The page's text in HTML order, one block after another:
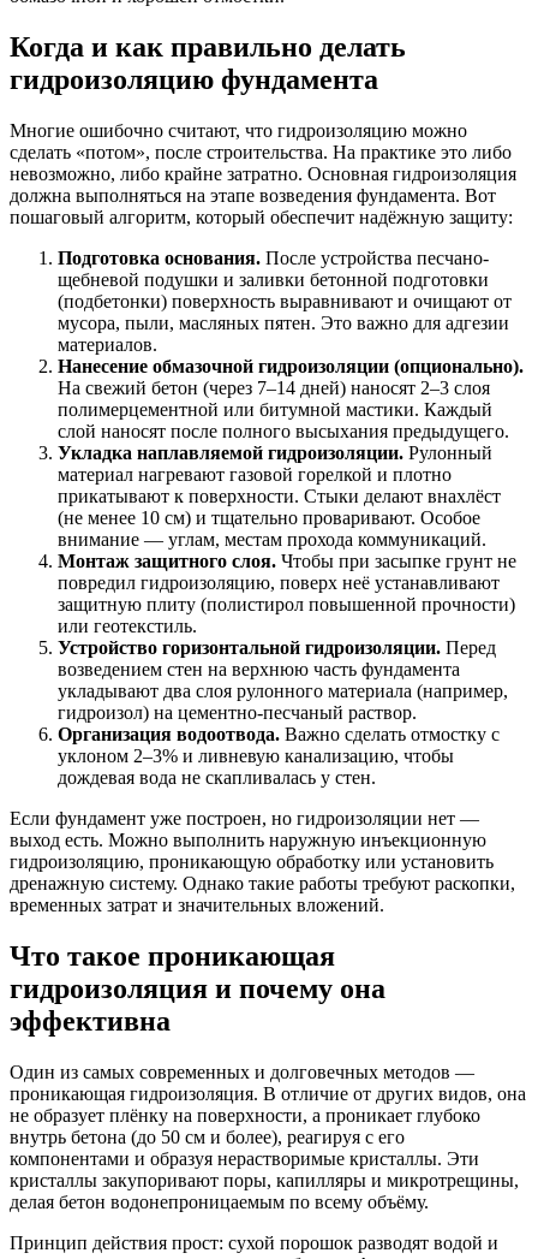
Когда и как правильно делать
гидроизоляцию фундамента
Многие ошибочно считают, что гидроизоляцию можно
сделать «потом», после строительства. На практике это либо
невозможно, либо крайне затратно. Основная гидроизоляция
должна выполняться на этапе возведения фундамента. Вот
пошаговый алгоритм, который обеспечит надёжную защиту:
Подготовка основания. После устройства песчано-
щебневой подушки и заливки бетонной подготовки
(подбетонки) поверхность выравнивают и очищают от
мусора, пыли, масляных пятен. Это важно для адгезии
материалов.
Нанесение обмазочной гидроизоляции (опционально).
На свежий бетон (через 7–14 дней) наносят 2–3 слоя
полимерцементной или битумной мастики. Каждый
слой наносят после полного высыхания предыдущего.
Укладка наплавляемой гидроизоляции. Рулонный
материал нагревают газовой горелкой и плотно
прикатывают к поверхности. Стыки делают внахлёст
(не менее 10 см) и тщательно проваривают. Особое
внимание — углам, местам прохода коммуникаций.
Монтаж защитного слоя. Чтобы при засыпке грунт не
повредил гидроизоляцию, поверх неё устанавливают
защитную плиту (полистирол повышенной прочности)
или геотекстиль.
Устройство горизонтальной гидроизоляции. Перед
возведением стен на верхнюю часть фундамента
укладывают два слоя рулонного материала (например,
гидроизол) на цементно-песчаный раствор.
Организация водоотвода. Важно сделать отмостку с
уклоном 2–3% и ливневую канализацию, чтобы
дождевая вода не скапливалась у стен.
Если фундамент уже построен, но гидроизоляции нет —
выход есть. Можно выполнить наружную инъекционную
гидроизоляцию, проникающую обработку или установить
дренажную систему. Однако такие работы требуют раскопки,
временных затрат и значительных вложений.
Что такое проникающая
гидроизоляция и почему она
эффективна
Один из самых современных и долговечных методов —
проникающая гидроизоляция. В отличие от других видов, она
не образует плёнку на поверхности, а проникает глубоко
внутрь бетона (до 50 см и более), реагируя с его
компонентами и образуя нерастворимые кристаллы. Эти
кристаллы закупоривают поры, капилляры и микротрещины,
делая бетон водонепроницаемым по всему объёму.
Принцип действия прост: сухой порошок разводят водой и